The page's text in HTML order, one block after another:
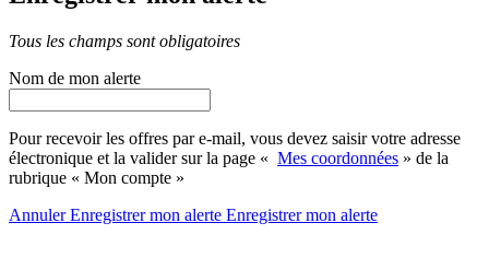
Tous les champs sont obligatoires
Nom de mon alerte
Pour recevoir les offres par e-mail, vous devez saisir votre adresse
électronique et la valider sur la page « Mes coordonnées » de la
rubrique « Mon compte »
AnnulerEnregistrer mon alerte Enregistrermon alerte